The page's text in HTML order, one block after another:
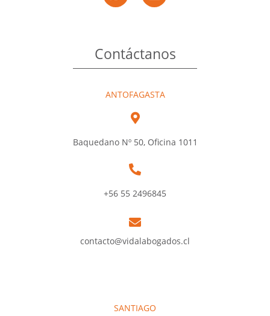
Contáctanos
ANTOFAGASTA
Baquedano Nº 50, Oficina 1011
+56 55 2496845
contacto@vidalabogados.cl
SANTIAGO